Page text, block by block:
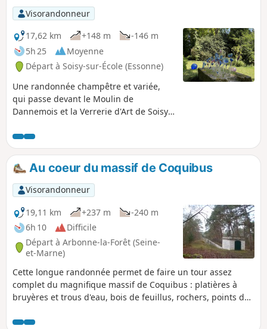
Visorandonneur
17,62 km
+148 m
-146 m
5h 25
Moyenne
Départ à Soisy-sur-École (Essonne)
Une randonnée champêtre et variée,
qui passe devant le Moulin de
Dannemois et la Verrerie d'Art de Soisy-
davantage de temps si vous voulez voir
le travail des maîtres verriers (gratuit). A
éviter en période de chasse.
Au coeur du massif de Coquibus
Visorandonneur
19,11 km
+237 m
-240 m
6h 10
Difficile
Départ à Arbonne-la-Forêt (Seine-
et-Marne)
Cette longue randonnée permet de faire un tour assez
complet du magnifique massif de Coquibus : platières à
bruyères et trous d'eau, bois de feuillus, rochers, points de
grès)...